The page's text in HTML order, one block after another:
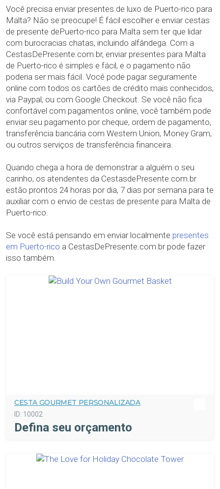
Você precisa enviar presentes de luxo de Puerto-rico para
Malta? Não se preocupe! É fácil escolher e enviar cestas
de presente dePuerto-rico para Malta sem ter que lidar
com burocracias chatas, incluindo alfândega. Com a
CestasDePresente.com.br, enviar presentes para Malta
de Puerto-rico é simples e fácil, e o pagamento não
poderia ser mais fácil. Você pode pagar seguramente
online com todos os cartões de crédito mais conhecidos,
via Paypal, ou com Google Checkout. Se você não fica
confortável com pagamentos online, você também pode
enviar seu pagamento por cheque, ordem de pagamento,
transferência bancária com Western Union, Money Gram,
ou outros serviços de transferência financeira.
Quando chega a hora de demonstrar a alguém o seu
carinho, os atendentes da CestasdePresente.com.br
estão prontos 24 horas por dia, 7 dias por semana para te
auxiliar com o envio de cestas de presente para Malta de
Puerto-rico.
Se você está pensando em enviar localmente presentes
em Puerto-rico a CestasDePresente.com.br pode fazer
isso também.
CESTA GOURMET PERSONALIZADA
ID: 10002
Defina seu orçamento